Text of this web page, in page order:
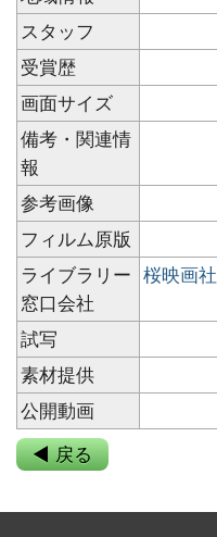
スタッフ
受賞歴
画面サイズ
備考・関連情
報
参考画像
フィルム原版
ライブラリー
窓口会社
桜映画社
試写
素材提供
公開動画
◀ 戻る